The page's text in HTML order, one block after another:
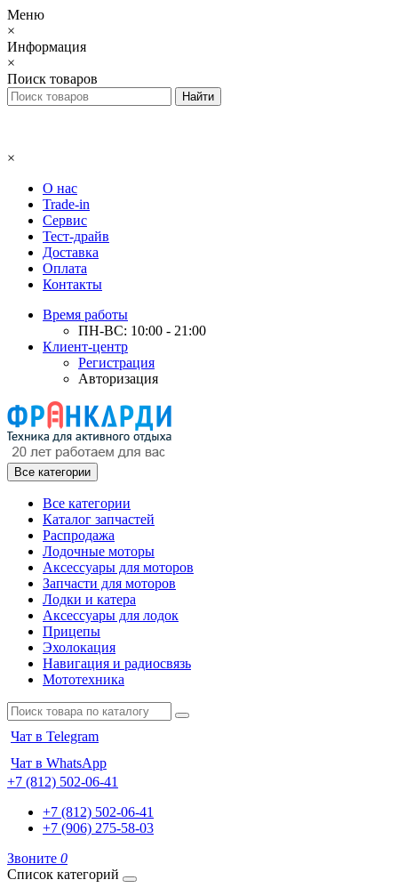
Меню
×
Информация
×
Поиск товаров
×
О нас
Trade-in
Сервис
Тест-драйв
Доставка
Оплата
Контакты
Время работы
ПН-ВС: 10:00 - 21:00
Клиент-центр
Регистрация
Авторизация
Все категории
Все категории
Каталог запчастей
Распродажа
Лодочные моторы
Аксессуары для моторов
Запчасти для моторов
Лодки и катера
Аксессуары для лодок
Прицепы
Эхолокация
Навигация и радиосвязь
Мототехника
Чат в Telegram
Чат в WhatsApp
+7 (812) 502-06-41
+7 (812) 502-06-41
+7 (906) 275-58-03
Звоните 0
Список категорий